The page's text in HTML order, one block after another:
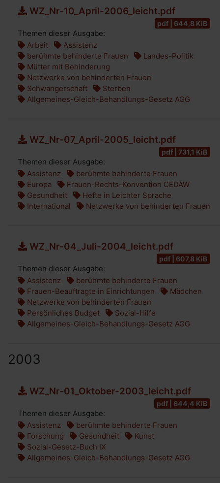
WZ_Nr-10_April-2006_leicht.pdf
pdf | 644,8 KiB
Themen dieser Ausgabe:
Arbeit
Assistenz
berühmte behinderte Frauen
Landes-Politik
Mütter mit Behinderung
Netzwerke von behinderten Frauen
Schwangerschaft
Sterben
Allgemeines-Gleich-Behandlungs-Gesetz AGG
WZ_Nr-07_April-2005_leicht.pdf
pdf | 731,1 KiB
Themen dieser Ausgabe:
Assistenz
berühmte behinderte Frauen
Europa
Frauen-Rechts-Konvention CEDAW
Gesundheit
Hefte in Leichter Sprache
International
Netzwerke von behinderten Frauen
WZ_Nr-04_Juli-2004_leicht.pdf
pdf | 607,8 KiB
Themen dieser Ausgabe:
Assistenz
berühmte behinderte Frauen
Frauen-Beauftragte in Einrichtungen
Mädchen
Netzwerke von behinderten Frauen
Persönliches Budget
Sozial-Hilfe
Allgemeines-Gleich-Behandlungs-Gesetz AGG
2003
WZ_Nr-01_Oktober-2003_leicht.pdf
pdf | 644,4 KiB
Themen dieser Ausgabe:
Assistenz
berühmte behinderte Frauen
Forschung
Gesundheit
Kunst
Sozial-Gesetz-Buch IX
Allgemeines-Gleich-Behandlungs-Gesetz AGG